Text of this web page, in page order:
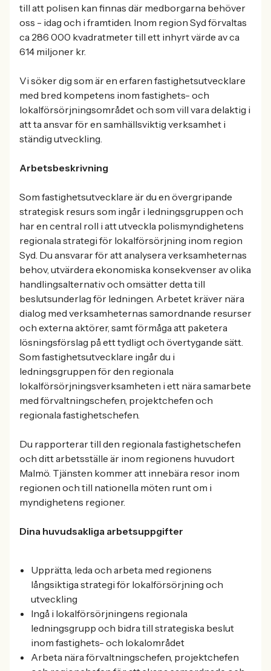
till att polisen kan finnas där medborgarna behöver
oss - idag och i framtiden. Inom region Syd förvaltas
ca 286 000 kvadratmeter till ett inhyrt värde av ca
614 miljoner kr.
Vi söker dig som är en erfaren fastighetsutvecklare
med bred kompetens inom fastighets- och
lokalförsörjningsområdet och som vill vara delaktig i
att ta ansvar för en samhällsviktig verksamhet i
ständig utveckling.
Arbetsbeskrivning
Som fastighetsutvecklare är du en övergripande
strategisk resurs som ingår i ledningsgruppen och
har en central roll i att utveckla polismyndighetens
regionala strategi för lokalförsörjning inom region
Syd. Du ansvarar för att analysera verksamheternas
behov, utvärdera ekonomiska konsekvenser av olika
handlingsalternativ och omsätter detta till
beslutsunderlag för ledningen. Arbetet kräver nära
dialog med verksamheternas samordnande resurser
och externa aktörer, samt förmåga att paketera
lösningsförslag på ett tydligt och övertygande sätt.
Som fastighetsutvecklare ingår du i
ledningsgruppen för den regionala
lokalförsörjningsverksamheten i ett nära samarbete
med förvaltningschefen, projektchefen och
regionala fastighetschefen.
Du rapporterar till den regionala fastighetschefen
och ditt arbetsställe är inom regionens huvudort
Malmö. Tjänsten kommer att innebära resor inom
regionen och till nationella möten runt om i
myndighetens regioner.
Dina huvudsakliga arbetsuppgifter
Upprätta, leda och arbeta med regionens
långsiktiga strategi för lokalförsörjning och
utveckling
Ingå i lokalförsörjningens regionala
ledningsgrupp och bidra till strategiska beslut
inom fastighets- och lokalområdet
Arbeta nära förvaltningschefen, projektchefen